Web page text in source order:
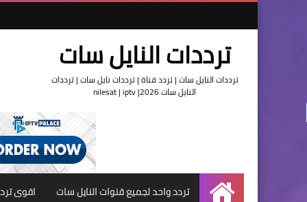
ترددات النايل سات
ترددات النايل سات | تردد قناة | ترددات نايل سات | ترددات
النايل سات 2026| nilesat | iptv
الرئيسية
تردد واحد لجميع قنوات النايل سات اقوى